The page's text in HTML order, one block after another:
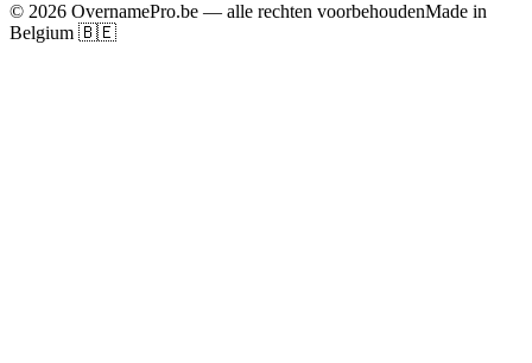
© 2026 OvernamePro.be — alle rechten voorbehoudenMade in
Belgium 🇧🇪